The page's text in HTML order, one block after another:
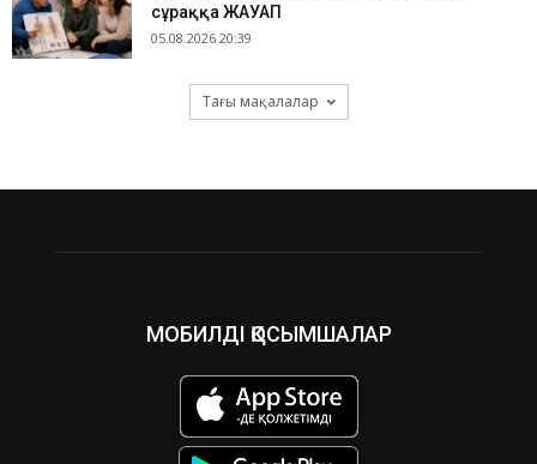
сұраққа ЖАУАП
05.08.2026 20:39
Тағы мақалалар
МОБИЛДІ ҚОСЫМШАЛАР